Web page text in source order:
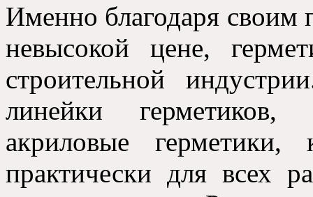
Именно благодаря своим
невысокой цене,
строительной
линейки герметиков,
акриловые герметики,
практически для всех